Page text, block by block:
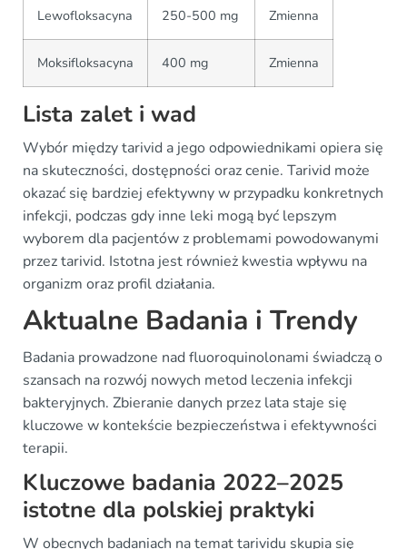
Lewofloksacyna 250-500 mg Zmienna
Moksifloksacyna 400 mg Zmienna
Lista zalet i wad
Wybór między tarivid a jego odpowiednikami opiera się
na skuteczności, dostępności oraz cenie. Tarivid może
okazać się bardziej efektywny w przypadku konkretnych
infekcji, podczas gdy inne leki mogą być lepszym
wyborem dla pacjentów z problemami powodowanymi
przez tarivid. Istotna jest również kwestia wpływu na
organizm oraz profil działania.
Aktualne Badania i Trendy
Badania prowadzone nad fluoroquinolonami świadczą o
szansach na rozwój nowych metod leczenia infekcji
bakteryjnych. Zbieranie danych przez lata staje się
kluczowe w kontekście bezpieczeństwa i efektywności
terapii.
Kluczowe badania 2022–2025
istotne dla polskiej praktyki
W obecnych badaniach na temat tarividu skupia się